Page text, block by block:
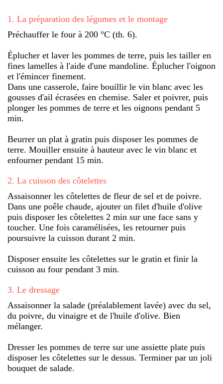
1 . La préparation des légumes et le montage
Préchauffer le four à 200 °C (th. 6).
Éplucher et laver les pommes de terre, puis les tailler en
fines lamelles à l'aide d'une mandoline. Éplucher l'oignon
et l'émincer finement.
Dans une casserole, faire bouillir le vin blanc avec les
gousses d'ail écrasées en chemise. Saler et poivrer, puis
plonger les pommes de terre et les oignons pendant 5
min.
Beurrer un plat à gratin puis disposer les pommes de
terre. Mouiller ensuite à hauteur avec le vin blanc et
enfourner pendant 15 min.
2. La cuisson des côtelettes
Assaisonner les côtelettes de fleur de sel et de poivre.
Dans une poêle chaude, ajouter un filet d'huile d'olive
puis disposer les côtelettes 2 min sur une face sans y
toucher. Une fois caramélisées, les retourner puis
poursuivre la cuisson durant 2 min.
Disposer ensuite les côtelettes sur le gratin et finir la
cuisson au four pendant 3 min.
3. Le dressage
Assaisonner la salade (préalablement lavée) avec du sel,
du poivre, du vinaigre et de l'huile d'olive. Bien
mélanger.
Dresser les pommes de terre sur une assiette plate puis
disposer les côtelettes sur le dessus. Terminer par un joli
bouquet de salade.